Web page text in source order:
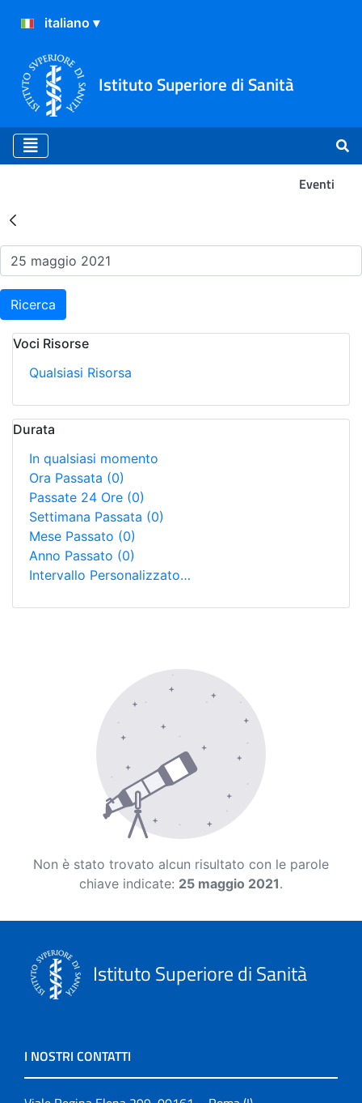
Istituto Superiore di Sanità
Eventi
Risultati della Ricerca -
Ricerca
Voci Risorse
Qualsiasi Risorsa
Durata
In qualsiasi momento
Ora Passata (0)
Passate 24 Ore (0)
Settimana Passata (0)
Mese Passato (0)
Anno Passato (0)
Intervallo Personalizzato…
Non è stato trovato alcun risultato con le parole
chiave indicate: 25 maggio 2021.
Istituto Superiore di Sanità
I NOSTRI CONTATTI